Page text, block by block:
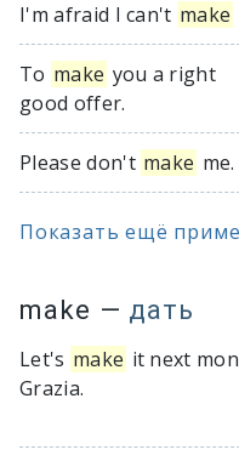
I'm afraid I can't make
To make you a right
good offer.
Please don't make me.
Показать ещё
make — дать
Let's make it next
Grazia.